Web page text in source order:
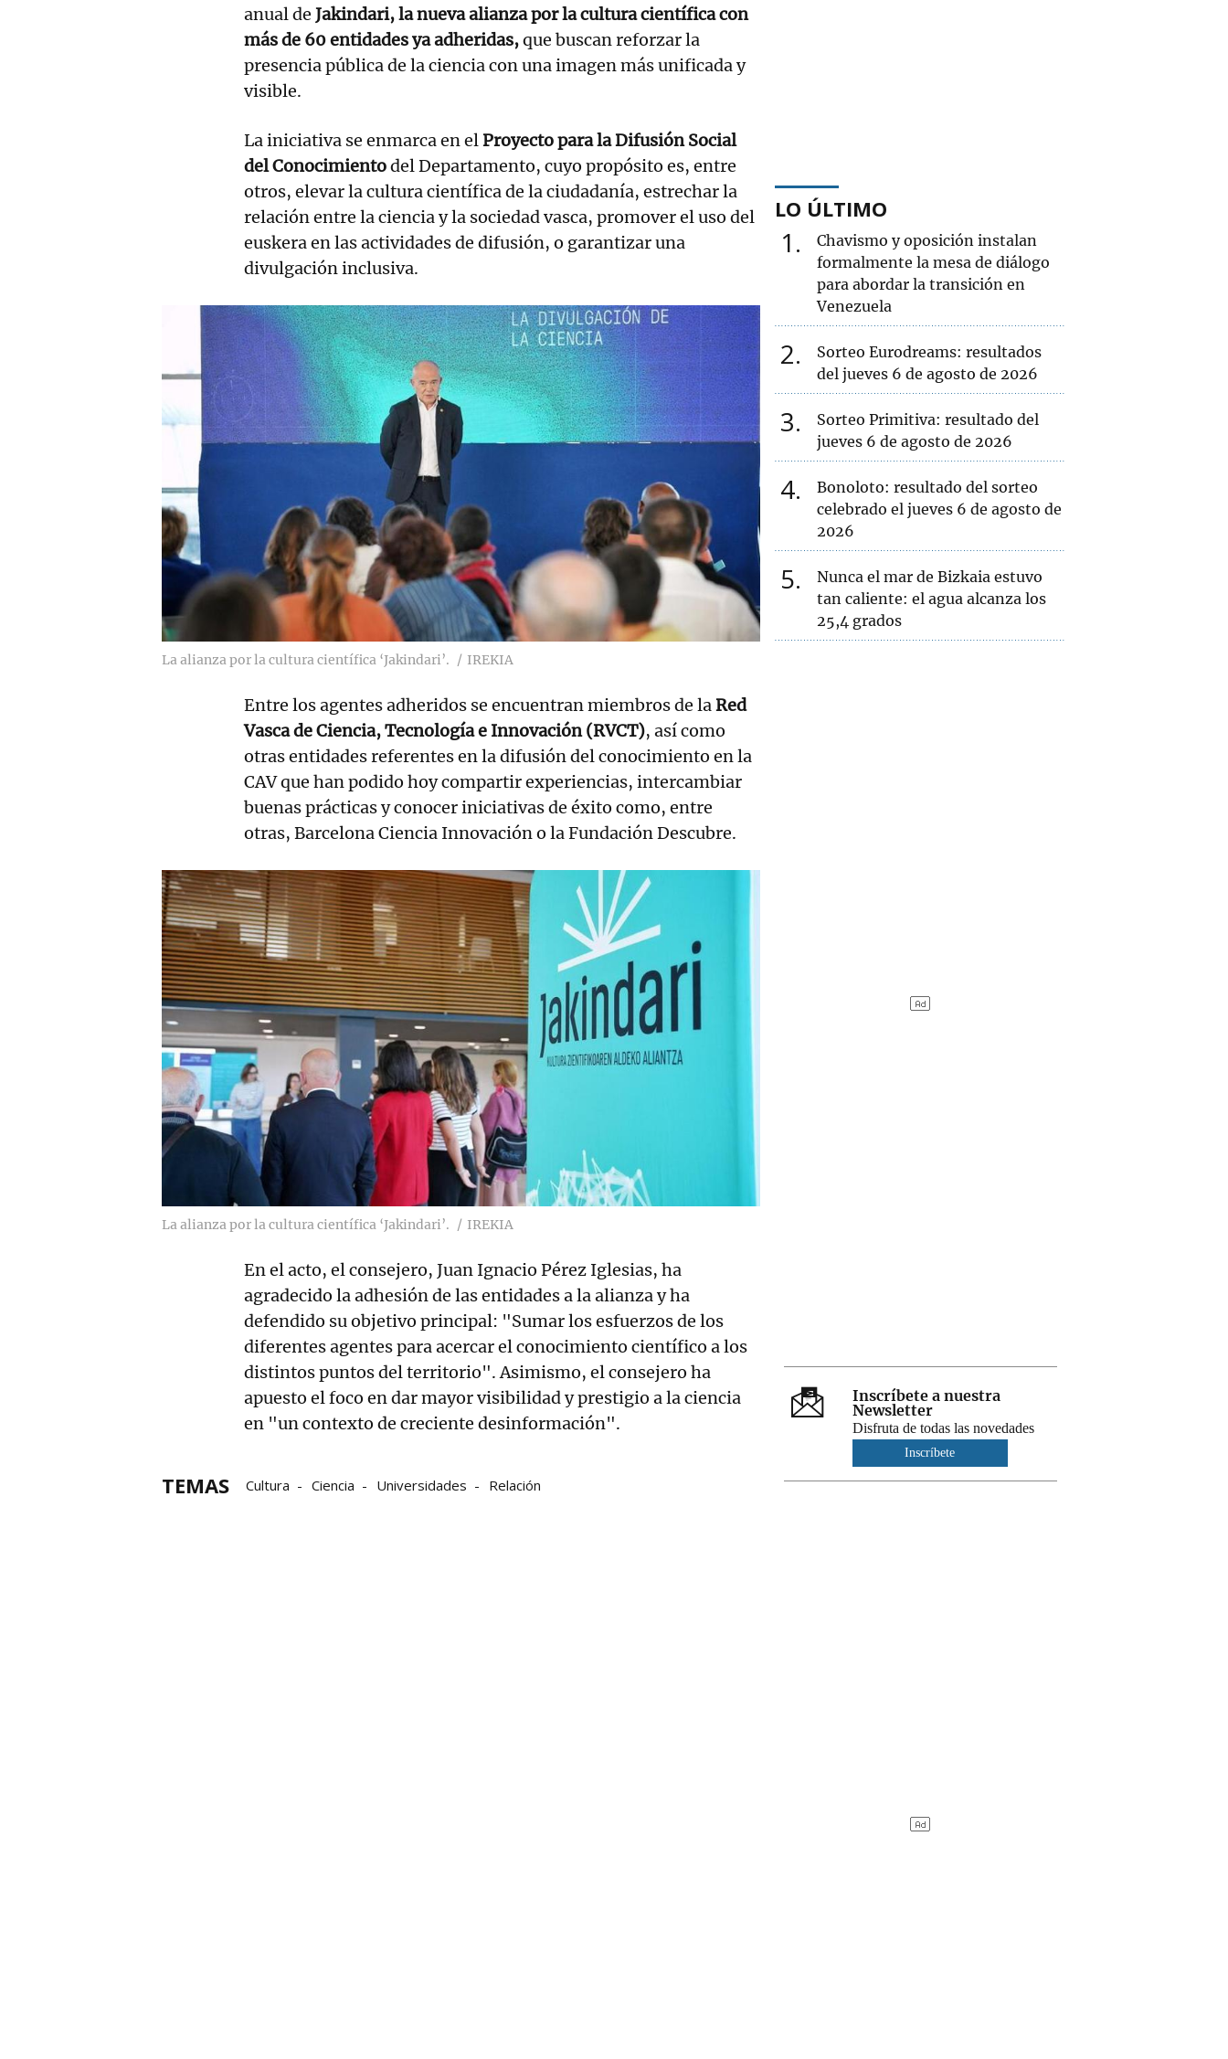
anual de Jakindari, la nueva alianza por la cultura científica con
más de 60 entidades ya adheridas,que buscan reforzar la
presencia pública de la ciencia con una imagen más unificada y
visible.
La iniciativa se enmarca en elProyecto para la Difusión Social
del Conocimientodel Departamento, cuyo propósito es, entre
otros, elevar la cultura científica de la ciudadanía, estrechar la
relación entre la ciencia y la sociedad vasca, promover el uso del
euskera en las actividades de difusión, o garantizar una
divulgación inclusiva.
La alianza por la cultura científica ‘Jakindari’. IREKIA
Entre los agentes adheridos se encuentran miembros de laRed
Vasca de Ciencia, Tecnología e Innovación (RVCT), así como
otras entidades referentes en la difusión del conocimiento en la
CAV que han podido hoy compartir experiencias, intercambiar
buenas prácticas y conocer iniciativas de éxito como, entre
otras, Barcelona Ciencia Innovación o la Fundación Descubre.
La alianza por la cultura científica ‘Jakindari’. IREKIA
En el acto, el consejero, Juan Ignacio Pérez Iglesias, ha
agradecido la adhesión de las entidades a la alianza y ha
defendido su objetivo principal: "Sumar los esfuerzos de los
diferentes agentes para acercar el conocimiento científico a los
distintos puntos del territorio". Asimismo, el consejero ha
apuesto el foco en dar mayor visibilidad y prestigio a la ciencia
en "un contexto de creciente desinformación".
TEMAS Cultura Ciencia Universidades Relación
LO ÚLTIMO
1
Chavismo y oposición instalan
formalmente la mesa de diálogo
para abordar la transición en
Venezuela
2
Sorteo Eurodreams: resultados
del jueves 6 de agosto de 2026
3
Sorteo Primitiva: resultado del
jueves 6 de agosto de 2026
4
Bonoloto: resultado del sorteo
celebrado el jueves 6 de agosto de
2026
5
Nunca el mar de Bizkaia estuvo
tan caliente: el agua alcanza los
25,4 grados
Inscríbete a nuestra
Newsletter
Disfruta de todas las novedades
Inscríbete